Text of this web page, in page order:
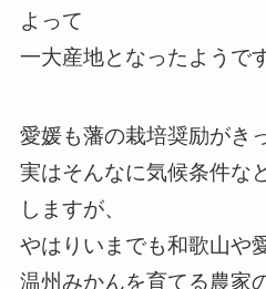
よって
一大産地となったようです
愛媛も藩の栽培奨励がき
実はそんなに気候条件な
しますが、
やはりいまでも和歌山や
温州みかんを育てる農家